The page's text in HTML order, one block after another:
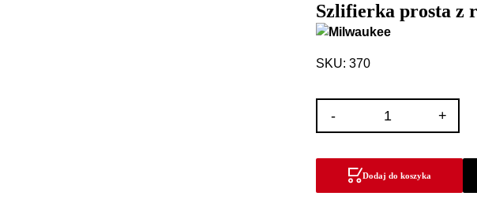
Szlifierka prosta z
SKU: 370
-
regulacją
+
Dodaj do koszyka